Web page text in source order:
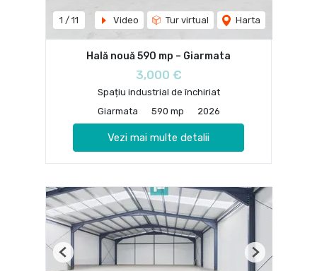
1 / 11 Video Tur virtual Harta
Hală nouă 590 mp – Giarmata
3,000 €
Spațiu industrial de închiriat
Giarmata
590 mp 2026
Vezi mai multe detalii
Previous Next